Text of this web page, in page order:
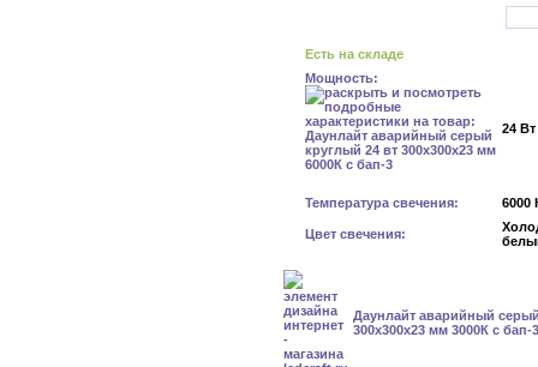
Есть на складе
Мощность:
24 Вт
Температура свечения: 6000
Цвет свечения:
Даунлайт аварийный
300x300x23 мм 3000К с бап-3